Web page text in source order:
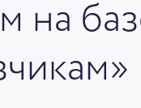
на